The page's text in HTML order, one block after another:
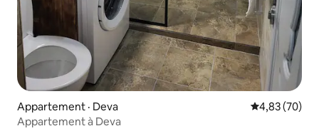
Appartement · Deva Note
4,83 (70)
Appartement à Deva